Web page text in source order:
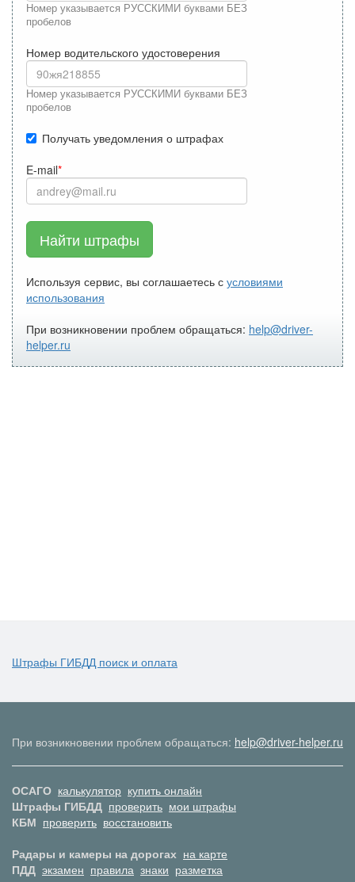
Номер указывается РУССКИМИ буквами БЕЗ
пробелов
Номер водительского удостоверения
Номер указывается РУССКИМИ буквами БЕЗ
пробелов
Получать уведомления о штрафах
E-mail
Найти штрафы
Используя сервис, вы соглашаетесь с условиями
использования
При возникновении проблем обращаться: help@driver-
helper.ru
Штрафы ГИБДД поиск и оплата
При возникновении проблем обращаться: help@driver-helper.ru
ОСАГО калькулятор купить онлайн
Штрафы ГИБДД проверить мои штрафы
КБМ проверить восстановить
Радары и камеры на дорогах на карте
ПДД экзамен правила знаки разметка